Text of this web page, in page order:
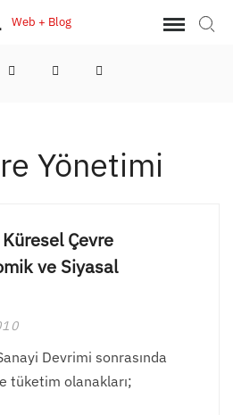
Web + Blog
TwitterInstagramYouTube
Yönetimi
Çevre
ve Siyasal
Devrimi sonrasında
tüketim olanakları;